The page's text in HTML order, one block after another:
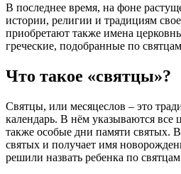
В последнее время, на фоне
истории, религии и традициям
приобретают также имена
греческие, подобранные по
Что такое «святцы»?
Святцы, или месяцеслов – это
календарь. В нём указываются все
также особые дни памяти святых. В
святых и получает имя
решили назвать ребенка по